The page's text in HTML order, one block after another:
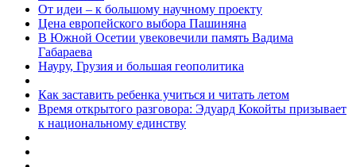
От идеи – к большому научному проекту
Цена европейского выбора Пашиняна
В Южной Осетии увековечили память Вадима
Габараева
Науру, Грузия и большая геополитика
Как заставить ребенка учиться и читать летом
Время открытого разговора: Эдуард Кокойты призывает
к национальному единству